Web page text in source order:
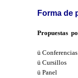
Forma de
Propuestas
ü
ü Cursillos
ü Panel